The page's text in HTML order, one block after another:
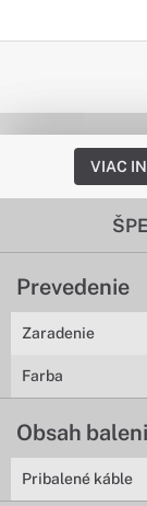
VIAC
Prevedenie
Zaradenie
Farba
Obsah
Pribalené káble